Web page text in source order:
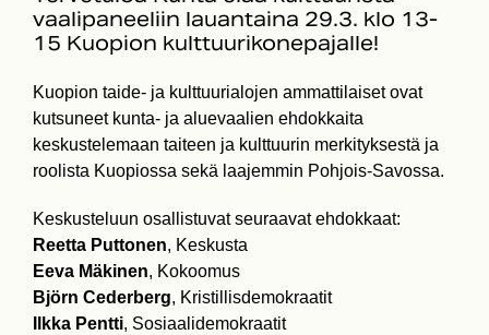
vaalipaneeliin lauantaina 29.3. klo 13-
15 Kuopion kulttuurikonepajalle!
Kuopion taide- ja kulttuurialojen ammattilaiset ovat
kutsuneet kunta- ja aluevaalien ehdokkaita
keskustelemaan taiteen ja kulttuurin merkityksestä ja
roolista Kuopiossa sekä laajemmin Pohjois-Savossa.
Keskusteluun osallistuvat seuraavat ehdokkaat:
Reetta Puttonen, Keskusta
Eeva Mäkinen, Kokoomus
Björn Cederberg, Kristillisdemokraatit
Ilkka Pentti, Sosiaalidemokraatit